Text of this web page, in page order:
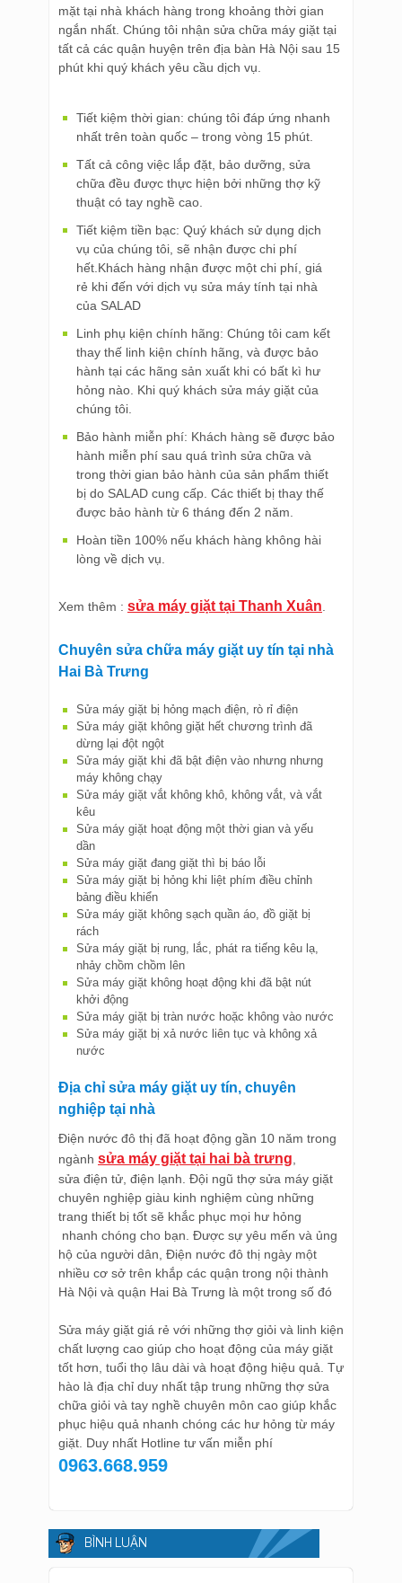
mặt tại nhà khách hàng trong khoảng thời gian
ngắn nhất. Chúng tôi nhận sửa chữa máy giặt tại
tất cả các quận huyện trên địa bàn Hà Nội sau 15
phút khi quý khách yêu cầu dịch vụ.
Tiết kiệm thời gian: chúng tôi đáp ứng nhanh
nhất trên toàn quốc – trong vòng 15 phút.
Tất cả công việc lắp đặt, bảo dưỡng, sửa
chữa đều được thực hiện bởi những thợ kỹ
thuật có tay nghề cao.
Tiết kiệm tiền bạc: Quý khách sử dụng dịch
vụ của chúng tôi, sẽ nhận được chi phí
hết.Khách hàng nhận được một chi phí, giá
rẻ khi đến với dịch vụ sửa máy tính tại nhà
của SALAD
Linh phụ kiện chính hãng: Chúng tôi cam kết
thay thế linh kiện chính hãng, và được bảo
hành tại các hãng sản xuất khi có bất kì hư
hỏng nào. Khi quý khách sửa máy giặt của
chúng tôi.
Bảo hành miễn phí: Khách hàng sẽ được bảo
hành miễn phí sau quá trình sửa chữa và
trong thời gian bảo hành của sản phẩm thiết
bị do SALAD cung cấp. Các thiết bị thay thế
được bảo hành từ 6 tháng đến 2 năm.
Hoàn tiền 100% nếu khách hàng không hài
lòng về dịch vụ.
Xem thêm : sửa máy giặt tại Thanh Xuân
Chuyên sửa chữa máy giặt uy tín tại nhà
Hai Bà Trưng
Sửa máy giặt bị hỏng mạch điện, rò rỉ điện
Sửa máy giặt không giặt hết chương trình đã
dừng lại đột ngột
Sửa máy giặt khi đã bật điện vào nhưng nhưng
máy không chạy
Sửa máy giặt vắt không khô, không vắt, và vắt
kêu
Sửa máy giặt hoạt động một thời gian và yếu
dần
Sửa máy giặt đang giặt thì bị báo lỗi
Sửa máy giặt bị hỏng khi liệt phím điều chỉnh
bảng điều khiển
Sửa máy giặt không sạch quần áo, đồ giặt bị
rách
Sửa máy giặt bị rung, lắc, phát ra tiếng kêu lạ,
nhảy chồm chồm lên
Sửa máy giặt không hoạt động khi đã bật nút
khởi động
Sửa máy giặt bị xả nước liên tục và không xả
nước
Địa chỉ sửa máy giặt uy tín, chuyên
nghiệp tại nhà
Điện nước đô thị đã hoạt động gần 10 năm trong
ngành sửa máy giặt tại hai bà trưng
sửa điện tử, điện lạnh. Đội ngũ thợ sửa máy giặt
chuyên nghiệp giàu kinh nghiệm cùng những
trang thiết bị tốt sẽ khắc phục mọi hư hỏng
nhanh chóng cho bạn. Được sự yêu mến và ủng
hộ của người dân, Điện nước đô thị ngày một
nhiều cơ sở trên khắp các quận trong nội thành
Hà Nội và quận Hai Bà Trưng là một trong số đó
Sửa máy giặt giá rẻ với những thợ giỏi và linh kiện
chất lượng cao giúp cho hoạt động của máy giặt
tốt hơn, tuổi thọ lâu dài và hoạt động hiệu quả. Tự
hào là địa chỉ duy nhất tập trung những thợ sửa
chữa giỏi và tay nghề chuyên môn cao giúp khắc
phục hiệu quả nhanh chóng các hư hỏng từ máy
giặt. Duy nhất Hotline tư vấn miễn phí
0963.668.959
BÌNH LUẬN